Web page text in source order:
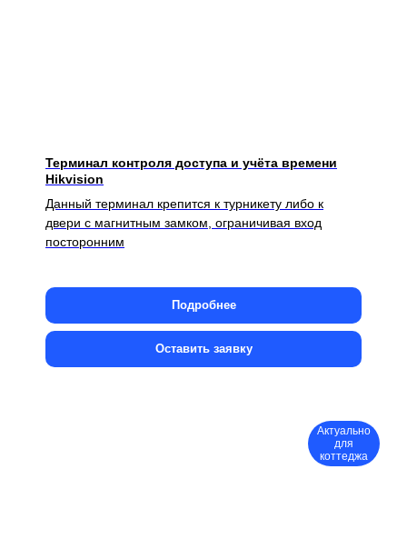
Терминал контроля доступа и учёта времени
Hikvision
Данный терминал крепится к турникету либо к
двери с магнитным замком, ограничивая вход
посторонним
Подробнее
Оставить заявку
Актуально
для
коттеджа